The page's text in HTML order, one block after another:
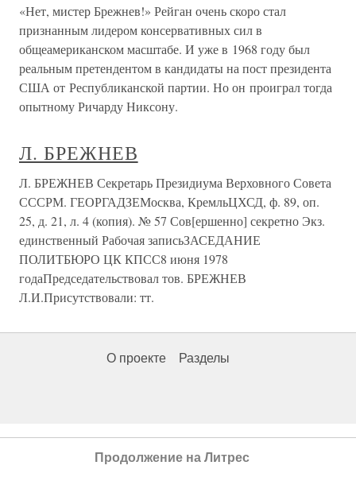
«Нет, мистер Брежнев!» Рейган очень скоро стал
признанным лидером консервативных сил в
общеамериканском масштабе. И уже в 1968 году был
реальным претендентом в кандидаты на пост президента
США от Республиканской партии. Но он проиграл тогда
опытному Ричарду Никсону.
Л. БРЕЖНЕВ
Л. БРЕЖНЕВ Секретарь Президиума Верховного Совета
СССРМ. ГЕОРГАДЗЕМосква, КремльЦХСД, ф. 89, оп.
25, д. 21, л. 4 (копия). № 57 Сов[ершенно] секретно Экз.
единственный Рабочая записьЗАСЕДАНИЕ
ПОЛИТБЮРО ЦК КПСС8 июня 1978
годаПредседательствовал тов. БРЕЖНЕВ
Л.И.Присутствовали: тт.
О проекте Разделы
Продолжение на Литрес